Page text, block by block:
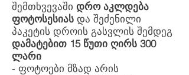
შემთხვევაში დრო აკლდება
ფოტოსესიას და შეძენილი
პაკეტის დროის გასვლის შემდეგ
დამატებით 15 წუთი ღირს 300
ლარი
- ფოტოები მზად არის